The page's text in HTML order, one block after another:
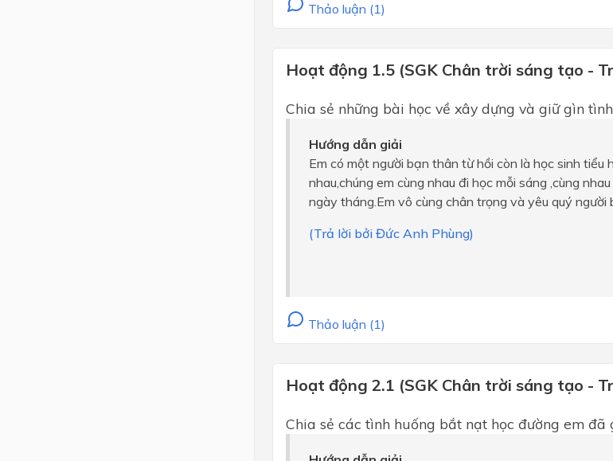
Thảo luận (1)
Hoạt động 1.5 (SGK Chân trời sáng tạo -
Chia sẻ những bài học về xây dựng và giữ gìn
Hướng dẫn giải
Em có một người bạn thân từ hồi còn là học sinh tiểu
nhau,chúng em cùng nhau đi học mỗi sáng ,cùng
ngày tháng.Em vô cùng chân trọng và yêu quý người
(Trả lời bởi Đức Anh Phùng)
Thảo luận (1)
Hoạt động 2.1 (SGK Chân trời sáng tạo -
Chia sẻ các tình huống bắt nạt học đường em đã